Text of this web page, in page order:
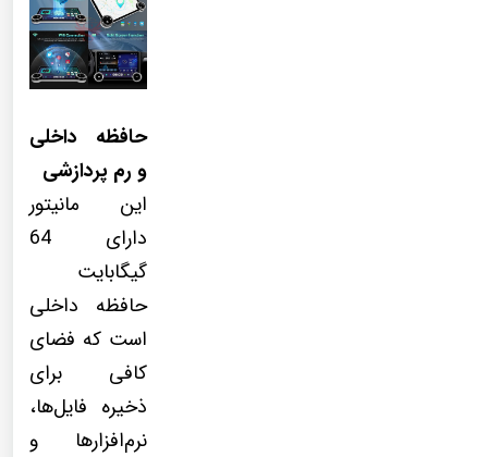
حافظه داخلی
و رم پردازشی
این مانیتور
دارای 64
گیگابایت
حافظه داخلی
است که فضای
کافی برای
ذخیره فایل‌ها،
نرم‌افزارها و